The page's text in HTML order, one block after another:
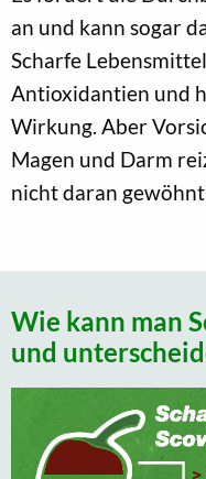
an und kann sogar
Scharfe
Antioxidantien und
Wirkung. Aber
Magen und Darm
nicht daran
Wie kann man
und